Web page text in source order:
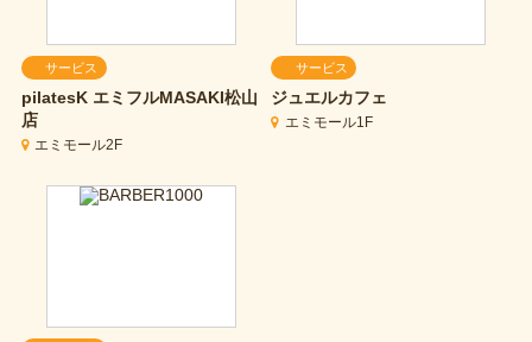
サービス
pilatesK エミフルMASAKI松山
店
エミモール2F
サービス
ジュエルカフェ
エミモール1F